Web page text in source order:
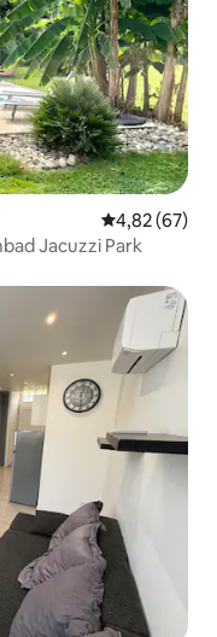
Gemiddelde
4,82 (67)
Love room le Domaine -Loft- Zwembad Jacuzzi Park